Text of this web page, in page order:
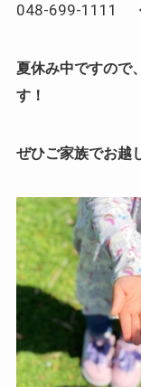
048-699-1111
夏休み中ですので
す！
ぜひご家族でお越